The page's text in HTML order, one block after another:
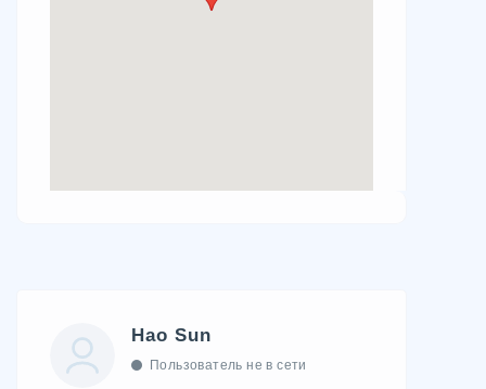
Hao Sun
Пользователь не в сети